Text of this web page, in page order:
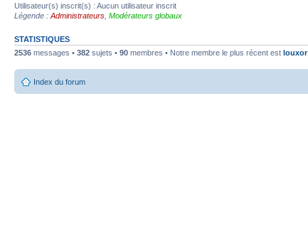
Utilisateur(s) inscrit(s) : Aucun utilisateur inscrit
Légende : Administrateurs Modérateurs globaux
STATISTIQUES
2536 messages • 382 sujets • 90 membres • Notre membre le plus récent est louxor
Index du forum